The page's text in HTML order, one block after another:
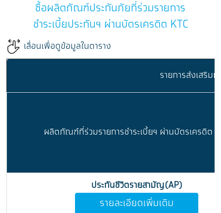
ซื้อผลิตภัณฑ์ประกันภัยที่ร่วมรายการ
ชำระเบี้ยประกันฯ ผ่านบัตรเครดิต KTC
เลื่อนเพื่อดูข้อมูลในตาราง
รายการส่งเสริม
ผลิตภัณฑ์ที่ร่วมรายการชำระเบี้ยฯ ผ่านบัตรเครดิต
ประกันชีวิตรายสามัญ(AP)
รายละเอียดเพิ่มเติม